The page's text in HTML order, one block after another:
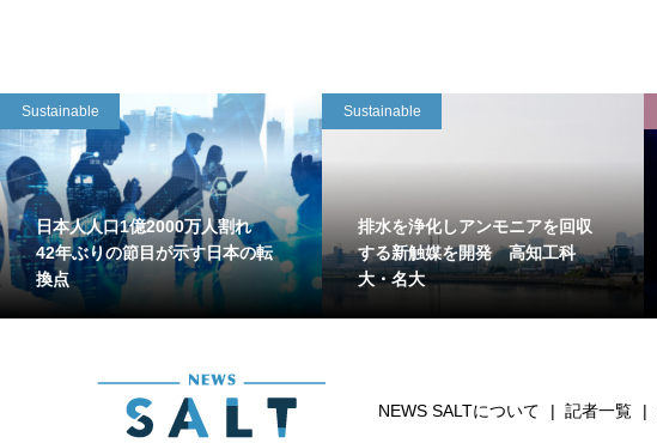
Sustainable
日本人人口1億2000万人割れ
42年ぶりの節目が示す日本の転
換点
Sustainable
排水を浄化しアンモニアを回収
する新触媒を開発 高知工科
大・名大
NEWS SALTについて 記者一覧